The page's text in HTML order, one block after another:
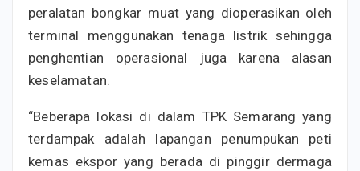
peralatan bongkar muat yang dioperasikan oleh
terminal menggunakan tenaga listrik sehingga
penghentian operasional juga karena alasan
keselamatan.
“Beberapa lokasi di dalam TPK Semarang yang
terdampak adalah lapangan penumpukan peti
kemas ekspor yang berada di pinggir dermaga